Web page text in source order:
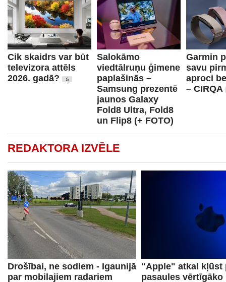
Cik skaidrs var būt
televizora attēls
2026. gadā?
5
Salokāmo
viedtālruņu ģimene
paplašinās –
Samsung prezentē
jaunos Galaxy
Fold8 Ultra, Fold8
un Flip8 (+ FOTO)
Garmin
savu
aproci
– CIRQA
REDAKTORA IZVĒLE
Drošībai, ne sodiem - Igaunijā
par mobilajiem radariem
"Apple" atkal kļūst
pasaules vērtīgāko